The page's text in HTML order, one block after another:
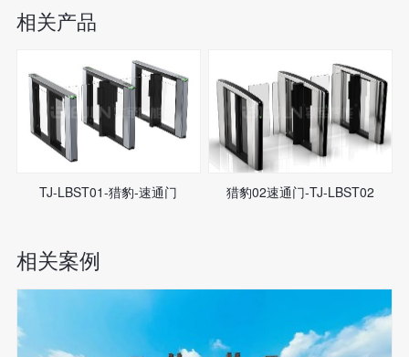
相关产品
TJ-LBST01-猎豹-速通门 猎豹02速通门-TJ-LBST02
相关案例